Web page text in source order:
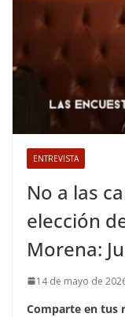
ENTREVISTA
No a las
elección
Morena:
14 de mayo de
Comparte en tus